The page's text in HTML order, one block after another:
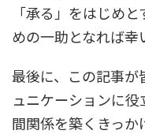
「承る」をはじめ
めの一助となれば幸
最後に、この記事が
ュニケーションに
間関係を築くきっか